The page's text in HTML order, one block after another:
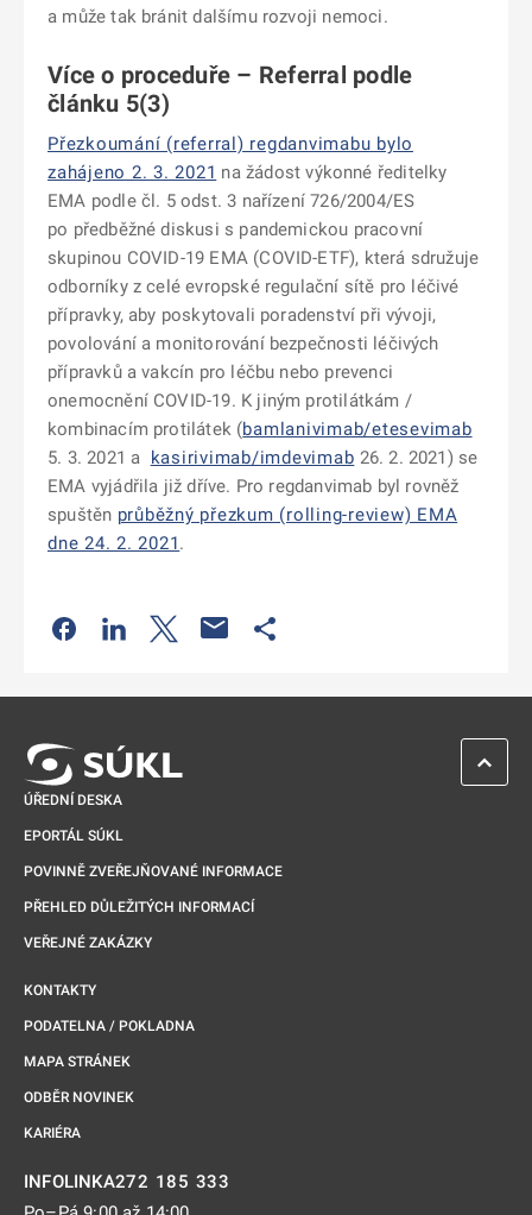
a může tak bránit dalšímu rozvoji nemoci.
Více o proceduře – Referral podle
článku 5(3)
Přezkoumání (referral) regdanvimabu bylo
zahájeno 2. 3. 2021 na žádost výkonné ředitelky
EMA podle čl. 5 odst. 3 nařízení 726/2004/ES
po předběžné diskusi s pandemickou pracovní
skupinou COVID-19 EMA (COVID-ETF), která sdružuje
odborníky z celé evropské regulační sítě pro léčivé
přípravky, aby poskytovali poradenství při vývoji,
povolování a monitorování bezpečnosti léčivých
přípravků a vakcín pro léčbu nebo prevenci
onemocnění COVID-19. K jiným protilátkám /
kombinacím protilátek (bamlanivimab/etesevimab
5. 3. 2021 a kasirivimab/imdevimab 26. 2. 2021) se
EMA vyjádřila již dříve. Pro regdanvimab byl rovněž
spuštěn průběžný přezkum (rolling-review) EMA
dne 24. 2. 2021.
Odkaz se otevře na nové kartě
Odkaz se otevře na nové kartě
Odkaz se otevře na nové kartě
ÚŘEDNÍ DESKA
EPORTÁL SÚKL
POVINNĚ ZVEŘEJŇOVANÉ INFORMACE
PŘEHLED DŮLEŽITÝCH INFORMACÍ
VEŘEJNÉ ZAKÁZKY
KONTAKTY
PODATELNA / POKLADNA
MAPA STRÁNEK
ODBĚR NOVINEK
KARIÉRA
INFOLINKA272 185 333
ZPĚT